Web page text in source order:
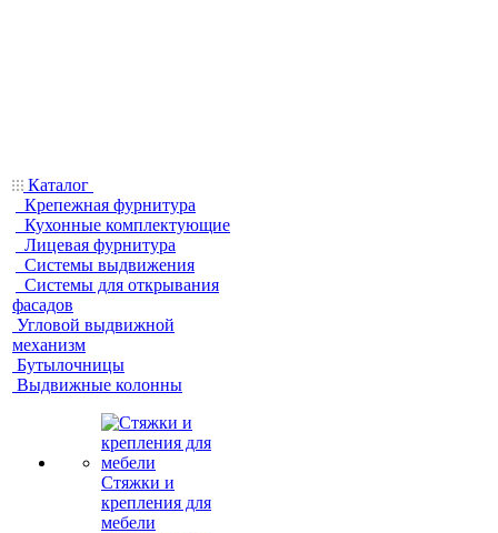
Каталог
Крепежная фурнитура
Кухонные комплектующие
Лицевая фурнитура
Системы выдвижения
Системы для открывания
фасадов
Угловой выдвижной
механизм
Бутылочницы
Выдвижные колонны
Стяжки и
крепления для
мебели